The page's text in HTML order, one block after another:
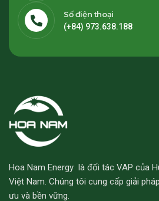
Số điện thoại
(+84) 973.638.188
Hoa Nam Energy là đối tác VAP của
Việt Nam. Chúng tôi cung cấp giải
ưu và bền vững.